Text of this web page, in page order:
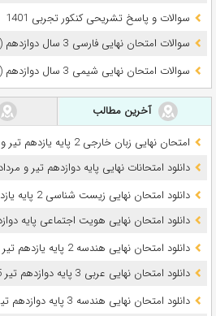
سوالات و پاسخ تشریحی کنکور تجربی 1401
سوالات امتحان نهایی فارسی 3 سال دوازدهم (1397 تا 1405)
سوالات امتحان نهایی شیمی 3 سال دوازدهم (1397 تا 1405)
آخرین مطالب
امتحان نهایی زبان خارجی 2 پایه یازدهم تیر و مرداد 1405 + فایل صوتی
دانلود امتحانات نهایی پایه دوازدهم تیر و مرداد
دانلود امتحان نهایی زیست شناسی 2 پایه یازدهم تیر 1405 + پاسخ
دانلود امتحان نهایی هویت اجتماعی پایه دوازدهم تیر
دانلود امتحان نهایی هندسه 2 پایه یازدهم تیر 1405 + پاسخ
دانلود امتحان نهایی عربی 3 پایه دوازدهم تیر 1405 + پاسخ
دانلود امتحان نهایی هندسه 3 پایه دوازدهم تیر 1405